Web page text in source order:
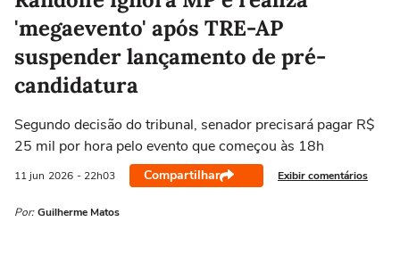
'megaevento' após TRE-AP
suspender lançamento de pré-
candidatura
Segundo decisão do tribunal, senador precisará pagar R$
25 mil por hora pelo evento que começou às 18h
11 jun 2026 - 22h03 Compartilhar Exibir comentários
Por: Guilherme Matos